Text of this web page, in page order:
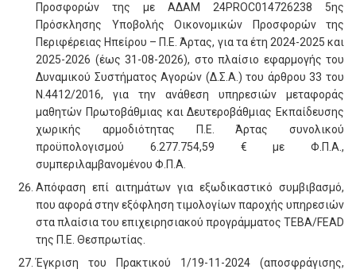
Προσφορών της με ΑΔΑΜ 24PROC014726238 5ης
Πρόσκλησης Υποβολής Οικονομικών Προσφορών της
Περιφέρειας Ηπείρου – Π.Ε. Άρτας, για τα έτη 2024-2025 και
2025-2026 (έως 31-08-2026), στο πλαίσιο εφαρμογής του
Δυναμικού Συστήματος Αγορών (Δ.Σ.Α.) του άρθρου 33 του
Ν.4412/2016, για την ανάθεση υπηρεσιών μεταφοράς
μαθητών Πρωτοβάθμιας και Δευτεροβάθμιας Εκπαίδευσης
χωρικής αρμοδιότητας Π.Ε. Άρτας συνολικού
προϋπολογισμού 6.277.754,59 € με Φ.Π.Α.,
συμπεριλαμβανομένου Φ.Π.Α.
Απόφαση επί αιτημάτων για εξωδικαστικό συμβιβασμό,
που αφορά στην εξόφληση τιμολογίων παροχής υπηρεσιών
στα πλαίσια του επιχειρησιακού προγράμματος TEBA/FEAD
της Π.Ε. Θεσπρωτίας.
Έγκριση του Πρακτικού 1/19-11-2024 (αποσφράγισης,